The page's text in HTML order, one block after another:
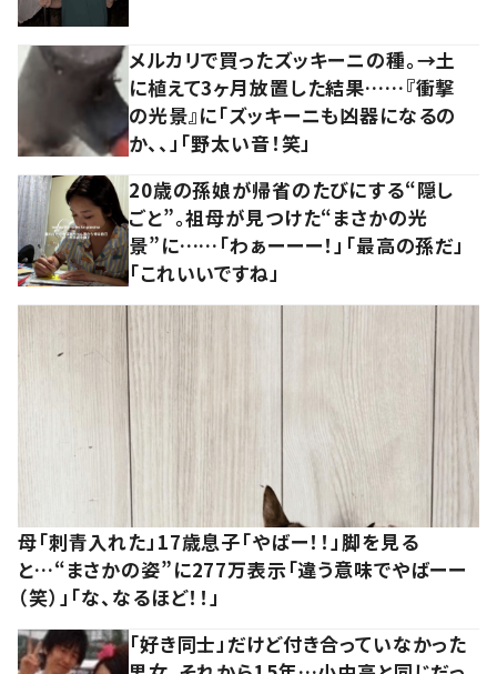
メルカリで買ったズッキーニの種。→土
に植えて3ヶ月放置した結果……『衝撃
の光景』に「ズッキーニも凶器になるの
か、、」「野太い音！笑」
20歳の孫娘が帰省のたびにする“隠し
ごと”。祖母が見つけた“まさかの光
景”に……「わぁーーー！」「最高の孫だ」
「これいいですね」
母「刺青入れた」17歳息子「やばー！！」脚を見る
と…“まさかの姿”に277万表示「違う意味でやばーー
（笑）」「な、なるほど！！」
「好き同士」だけど付き合っていなかった